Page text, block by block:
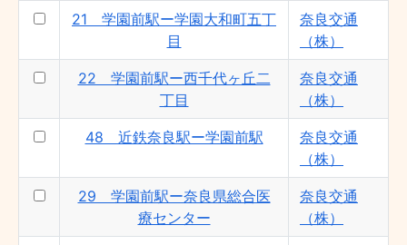
21 学園前駅ー学園大和町五丁
目
奈良交通
（株）
22 学園前駅ー西千代ヶ丘二
丁目
奈良交通
（株）
48 近鉄奈良駅ー学園前駅
奈良交通
（株）
29 学園前駅ー奈良県総合医
療センター
奈良交通
（株）